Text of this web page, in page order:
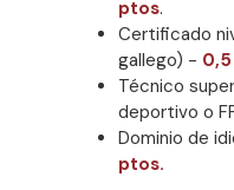
ptos.
Certificado
gallego) -
Técnico
deportivo o
Dominio de
ptos.